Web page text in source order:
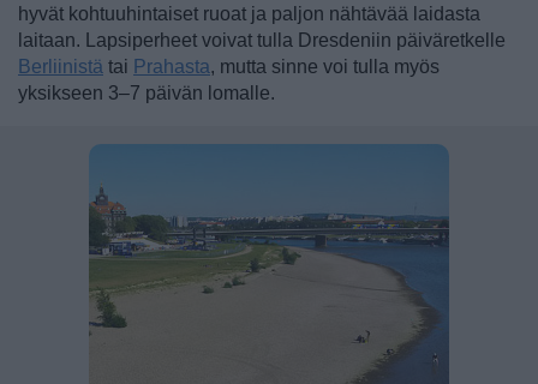
hyvät kohtuuhintaiset ruoat ja paljon nähtävää laidasta
laitaan. Lapsiperheet voivat tulla Dresdeniin päiväretkelle
Berliinistä tai Prahasta, mutta sinne voi tulla myös
yksikseen 3–7 päivän lomalle.